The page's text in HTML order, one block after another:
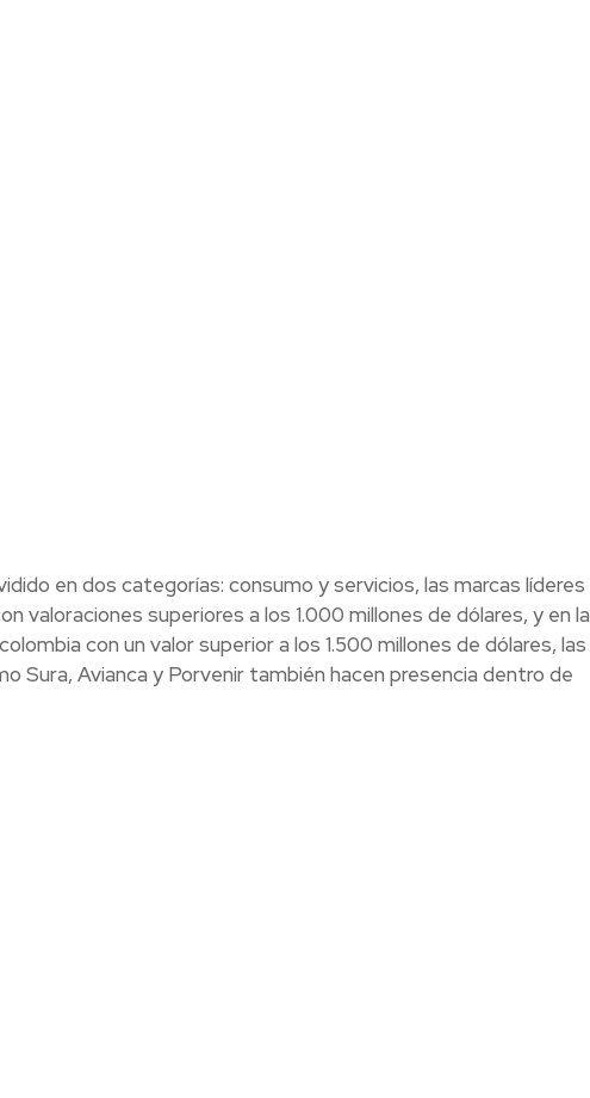
en dos categorías: consumo y servicios, las marcas líderes
valoraciones superiores a los 1.000 millones de dólares, y en la
con un valor superior a los 1.500 millones de dólares, las
Sura, Avianca y Porvenir también hacen presencia dentro de